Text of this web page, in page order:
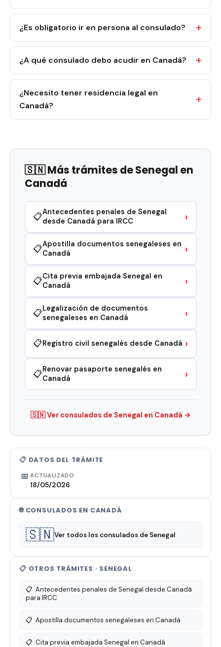
📋 DATOS DEL TRÁMITE
📅 ACTUALIZADO
18/05/2026
🌐 CONSULADOS EN CANADÁ
🇸🇳Ver todos los consulados de Senegal
📋 OTROS TRÁMITES · SENEGAL
📋 Antecedentes penales de Senegal desde Canadá
para IRCC
📋 Apostilla documentos senegaleses en Canadá
📋 Cita previa embajada Senegal en Canadá
¿Es obligatorio ir en persona al consulado?
¿A qué consulado debo acudir en Canadá?
¿Necesito tener residencia legal en
Canadá?
🇸🇳 Más trámites de Senegal en
Canadá
📋Antecedentes penales de Senegal
desde Canadá para IRCC
›
📋Apostilla documentos senegaleses en
Canadá
›
📋Cita previa embajada Senegal en
Canadá
›
📋Legalización de documentos
senegaleses en Canadá
›
📋Registro civil senegalés desde Canadá ›
📋Renovar pasaporte senegalés en
Canadá
›
🇸🇳 Ver consulados de Senegal en Canadá →